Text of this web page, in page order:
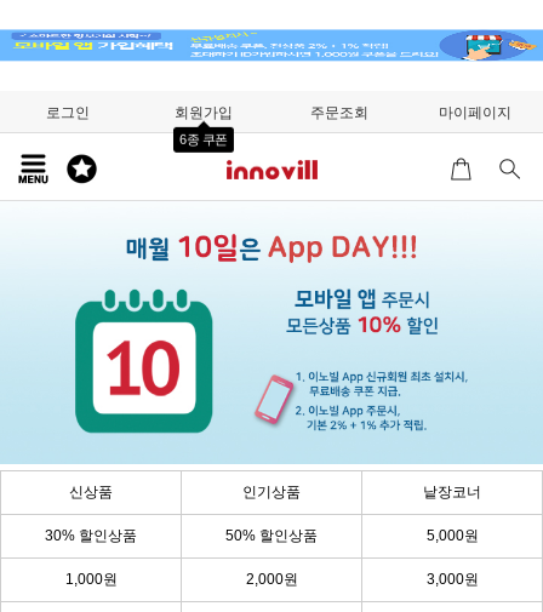
로그인 회원가입
6종 쿠폰
주문조회 마이페이지
신상품 인기상품 낱장코너
30% 할인상품 50% 할인상품 5,000원
1,000원 2,000원 3,000원